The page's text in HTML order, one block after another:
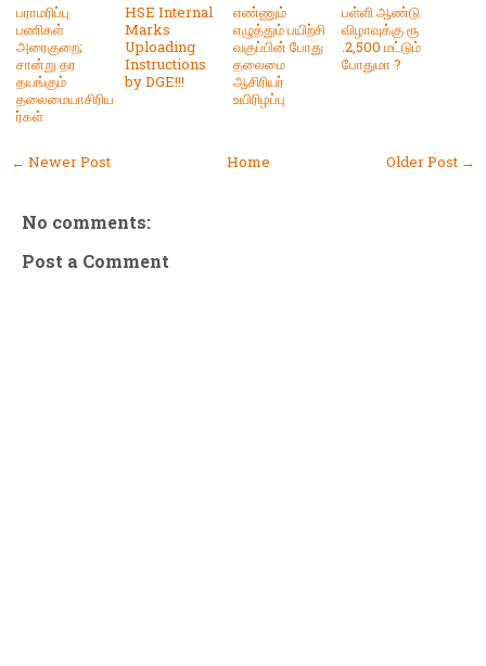
பராமரிப்பு
பணிகள்
அரைகுறை;
சான்று தர
தயங்கும்
தலைமையாசிரிய
ர்கள்
HSE Internal
Marks
Uploading
Instructions
by DGE!!!
எண்ணும்
எழுத்தும் பயிற்சி
வகுப்பின் போது
தலைமை
ஆசிரியர்
உயிரிழப்பு
பள்ளி ஆண்டு
விழாவுக்கு ரூ
.2,500 மட்டும்
போதுமா ?
← Newer Post Older Post →
Home
No comments:
Post a Comment